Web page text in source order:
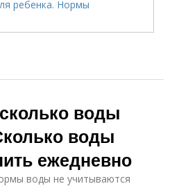
воды
воды
ежедневно
воды не учитываются